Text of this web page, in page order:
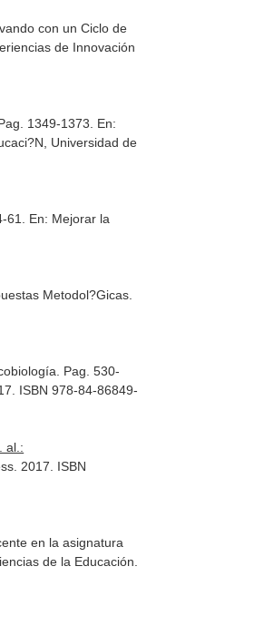
con un Ciclo de
de Innovación
1349-1373. En:
Universidad de
61. En: Mejorar la
Metodol?Gicas
Pag. 530-
ISBN 978-84-86849-
al.:
2017. ISBN
en la asignatura
de la Educación.